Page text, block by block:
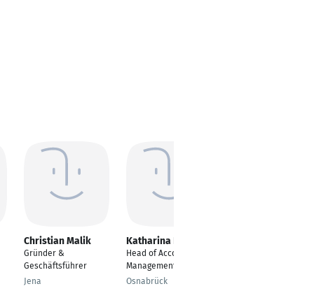
Christian Malik
Gründer &
Geschäftsführer
Jena
Katharina Buttler
Head of Account
Management
Osnabrück